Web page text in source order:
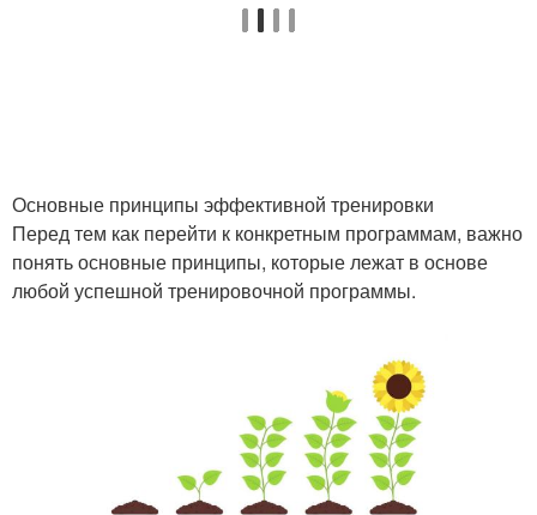
Основные принципы эффективной тренировки
Перед тем как перейти к конкретным программам, важно
понять основные принципы, которые лежат в основе
любой успешной тренировочной программы.